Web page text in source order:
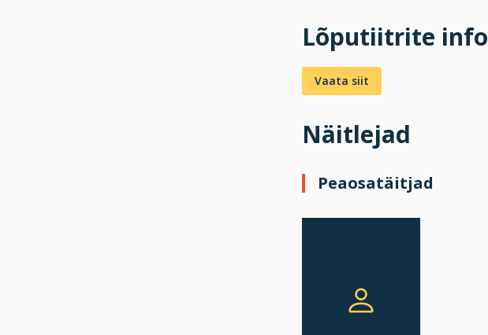
Lõputiitrite info
Vaata siit
Näitlejad
Peaosatäitjad